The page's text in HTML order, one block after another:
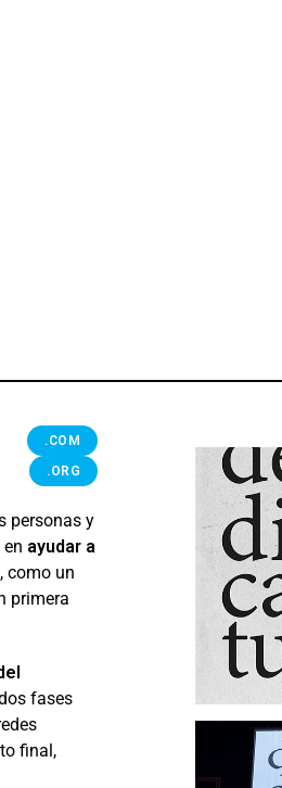
.COM
.ORG
personas y
ayudar a
, como un
primera
fases
final,